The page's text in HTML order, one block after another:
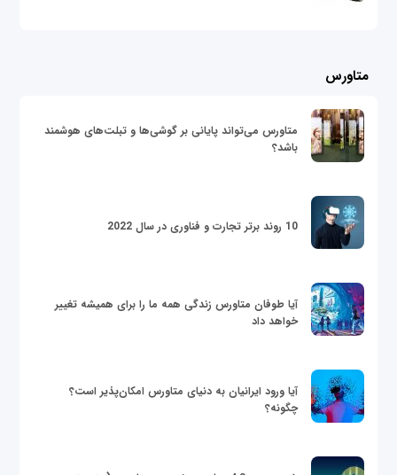
متاورس
متاورس می‌تواند پایانی بر گوشی‌ها و تبلت‌های هوشمند
باشد؟
10 روند برتر تجارت و فناوری در سال 2022
آیا طوفان متاورس زندگی همه ما را برای همیشه تغییر
خواهد داد
آیا ورود ایرانیان به دنیای متاورس امکان‌پذیر است؟
چگونه؟